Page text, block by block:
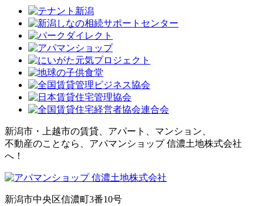
新潟市・上越市の賃貸、アパート、マンション、
不動産のことなら、アパマンショップ 信濃土地株式会社
へ！
新潟市中央区信濃町3番10号